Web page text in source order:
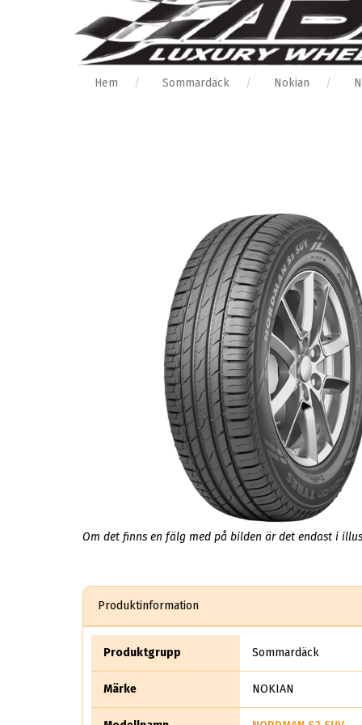
Hem Sommardäck Nokian
Om det finns en fälg med på bilden är det endast i
Produktinformation
Produktgrupp Sommardäck
Märke NOKIAN